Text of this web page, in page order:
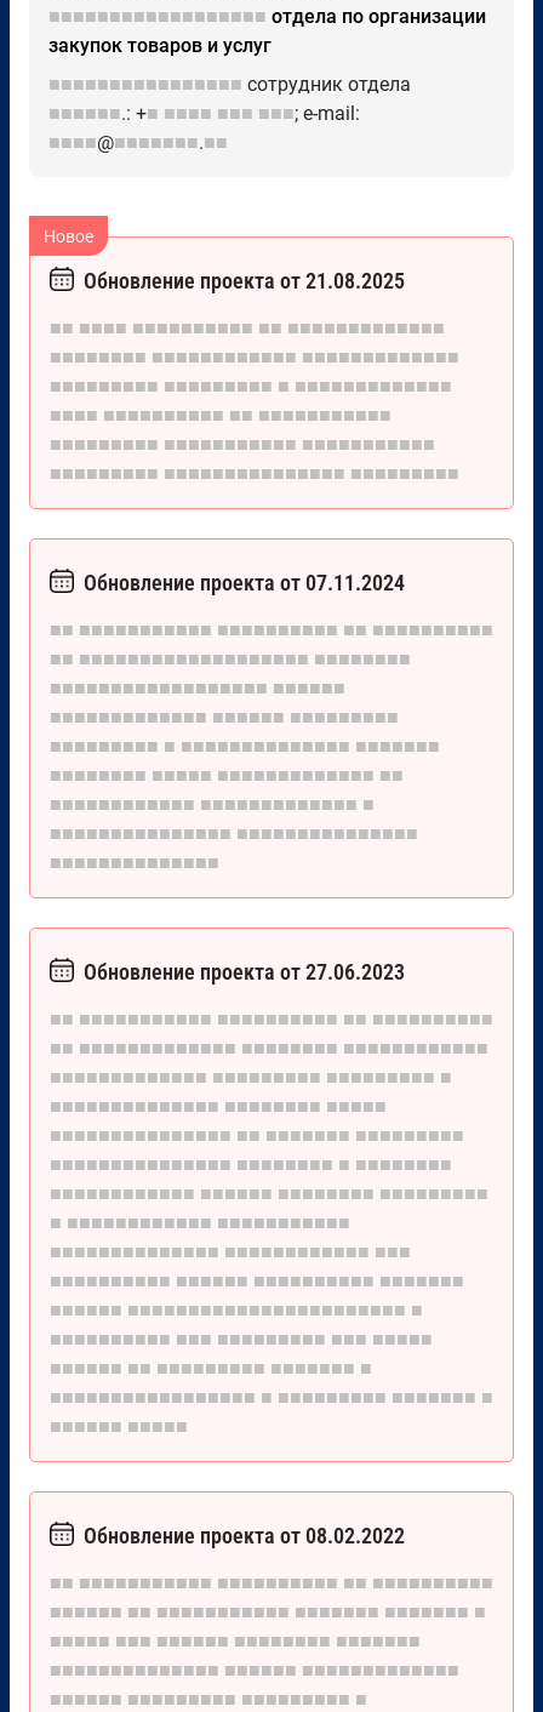
■■■■■■■■■■■■■■■■■■ отдела по организации
закупок товаров и услуг
■■■■■■■■■■■■■■■■ сотрудник отдела
■■■■■■.: +■ ■■■■ ■■■ ■■■; e-mail:
■■■■@■■■■■■■.■■
Обновление проекта от 21.08.2025
■■ ■■■■ ■■■■■■■■■■ ■■ ■■■■■■■■■■■■■
■■■■■■■■ ■■■■■■■■■■■■ ■■■■■■■■■■■■■
■■■■■■■■■ ■■■■■■■■■ ■ ■■■■■■■■■■■■■
■■■■ ■■■■■■■■■■ ■■ ■■■■■■■■■■■
■■■■■■■■■ ■■■■■■■■■■■ ■■■■■■■■■■■
■■■■■■■■■ ■■■■■■■■■■■■■■■ ■■■■■■■■■
Обновление проекта от 07.11.2024
■■ ■■■■■■■■■■■ ■■■■■■■■■■ ■■ ■■■■■■■■■■
■■ ■■■■■■■■■■■■■■■■■■■ ■■■■■■■■
■■■■■■■■■■■■■■■■■■ ■■■■■■
■■■■■■■■■■■■■ ■■■■■■ ■■■■■■■■■
■■■■■■■■■ ■ ■■■■■■■■■■■■■■ ■■■■■■■
■■■■■■■■ ■■■■■ ■■■■■■■■■■■■■ ■■
■■■■■■■■■■■■ ■■■■■■■■■■■■■ ■
■■■■■■■■■■■■■■■ ■■■■■■■■■■■■■■■
■■■■■■■■■■■■■■
Обновление проекта от 27.06.2023
■■ ■■■■■■■■■■■ ■■■■■■■■■■ ■■ ■■■■■■■■■■
■■ ■■■■■■■■■■■■■ ■■■■■■■■ ■■■■■■■■■■■■
■■■■■■■■■■■■■ ■■■■■■■■■ ■■■■■■■■■ ■
■■■■■■■■■■■■■■ ■■■■■■■■ ■■■■■
■■■■■■■■■■■■■■■ ■■ ■■■■■■■ ■■■■■■■■■
■■■■■■■■■■■■■■■ ■■■■■■■■ ■ ■■■■■■■■
■■■■■■■■■■■■ ■■■■■■ ■■■■■■■■ ■■■■■■■■■
■ ■■■■■■■■■■■■ ■■■■■■■■■■■
■■■■■■■■■■■■■■ ■■■■■■■■■■■■ ■■■
■■■■■■■■■■ ■■■■■■ ■■■■■■■■■■ ■■■■■■■
■■■■■■ ■■■■■■■■■■■■■■■■■■■■■■■ ■
■■■■■■■■■■ ■■■ ■■■■■■■■■ ■■■ ■■■■■
■■■■■■ ■■ ■■■■■■■■■ ■■■■■■■ ■
■■■■■■■■■■■■■■■■■ ■ ■■■■■■■■■ ■■■■■■■ ■
■■■■■■ ■■■■■
Обновление проекта от 08.02.2022
■■ ■■■■■■■■■■■ ■■■■■■■■■■ ■■ ■■■■■■■■■■
■■■■■■ ■■ ■■■■■■■■■■■ ■■■■■■■ ■■■■■■■ ■
■■■■■ ■■■ ■■■■■■ ■■■■■■■■ ■■■■■■■
■■■■■■■■■■■■■■ ■■■■■■ ■■■■■■■■■■■■■
■■■■■■ ■■■■■■■■■ ■■■■■■■■■ ■